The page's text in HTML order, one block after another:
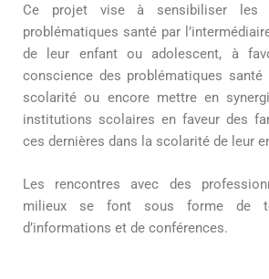
Ce projet vise à sensibiliser les
problématiques santé par
de leur enfant ou adolescent, à
conscience des problématiques santé
scolarité ou encore mettre en
institutions scolaires en faveur des
ces dernières dans la scolarité de leur
Les rencontres avec des
milieux se font sous forme de
d’informations et de conférences.